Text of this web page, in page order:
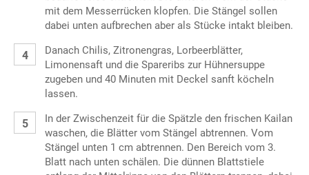
mit dem Messerrücken klopfen. Die Stängel sollen
dabei unten aufbrechen aber als Stücke intakt bleiben.
Danach Chilis, Zitronengras, Lorbeerblätter,
Limonensaft und die Spareribs zur Hühnersuppe
zugeben und 40 Minuten mit Deckel sanft köcheln
lassen.
In der Zwischenzeit für die Spätzle den frischen Kailan
waschen, die Blätter vom Stängel abtrennen. Vom
Stängel unten 1 cm abtrennen. Den Bereich vom 3.
Blatt nach unten schälen. Die dünnen Blattstiele